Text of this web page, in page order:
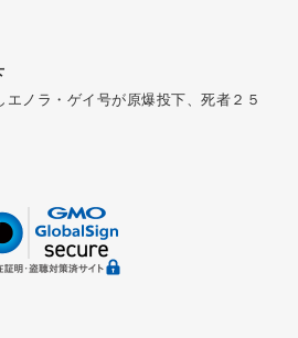
ノラ・ゲイ号が原爆投下、死者２５